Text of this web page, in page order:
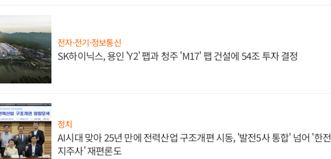
전자·전기·정보통신
SK하이닉스, 용인 'Y2' 팹과 청주 'M17' 팹 건설에 54조 투자 결정
정치
AI시대 맞아 25년 만에 전력산업 구조개편 시동, '발전5사 통합' 넘어 '한전
지주사' 재편론도